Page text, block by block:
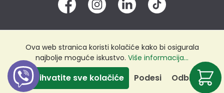
Ova web stranica koristi kolačiće kako bi osigurala
najbolje moguće iskustvo. Više informacija...
Odbij
Podesi
Prihvatite sve kolačiće